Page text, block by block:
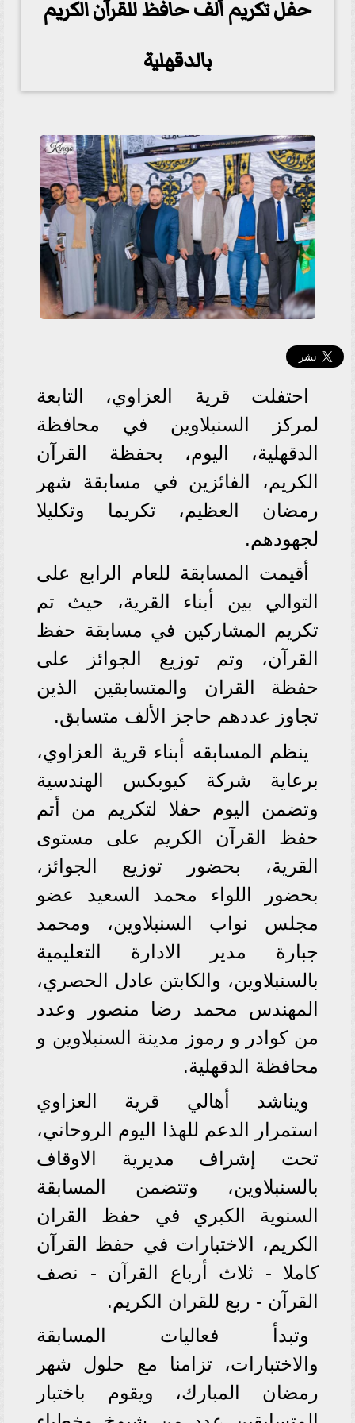
حفل تكريم ألف حافظ للقرآن الكريم
بالدقهلية
احتفلت قرية العزاوي، التابعة
لمركز السنبلاوين في محافظة
الدقهلية، اليوم، بحفظة القرآن
الكريم، الفائزين في مسابقة شهر
رمضان العظيم، تكريما وتكليلا
لجهودهم.
أقيمت المسابقة للعام الرابع على
التوالي بين أبناء القرية، حيث تم
تكريم المشاركين في مسابقة حفظ
القرآن، وتم توزيع الجوائز على
حفظة القران والمتسابقين الذين
تجاوز عددهم حاجز الألف متسابق.
ينظم المسابقه أبناء قرية العزاوي،
برعاية شركة كيوبكس الهندسية
وتضمن اليوم حفلا لتكريم من أتم
حفظ القرآن الكريم على مستوى
القرية، بحضور توزيع الجوائز،
بحضور اللواء محمد السعيد عضو
مجلس نواب السنبلاوين، ومحمد
جبارة مدير الادارة التعليمية
بالسنبلاوين، والكابتن عادل الحصري،
المهندس محمد رضا منصور وعدد
من كوادر و رموز مدينة السنبلاوين و
محافظة الدقهلية.
ويناشد أهالي قرية العزاوي
استمرار الدعم للهذا اليوم الروحاني،
تحت إشراف مديرية الاوقاف
بالسنبلاوين، وتتضمن المسابقة
السنوية الكبري في حفظ القران
الكريم، الاختبارات في حفظ القرآن
كاملا - ثلاث أرباع القرآن - نصف
القرآن - ربع للقران الكريم.
وتبدأ فعاليات المسابقة
والاختبارات، تزامنا مع حلول شهر
رمضان المبارك، ويقوم باختبار